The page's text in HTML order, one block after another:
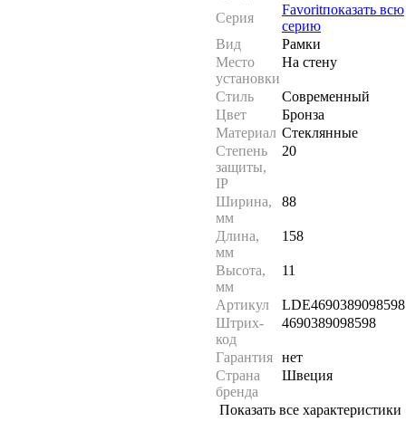
Серия
Favoritпоказать всю
серию
Вид
Рамки
Место
установки
На стену
Стиль
Современный
Цвет
Бронза
Материал Стеклянные
Степень
защиты,
IP
20
Ширина,
мм
88
Длина,
мм
158
Высота,
мм
11
Артикул
LDE4690389098598
Штрих-
код
4690389098598
Гарантия нет
Страна
бренда
Швеция
Показать все характеристики